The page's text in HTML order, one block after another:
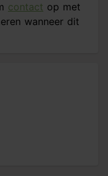
contact op met
wanneer dit